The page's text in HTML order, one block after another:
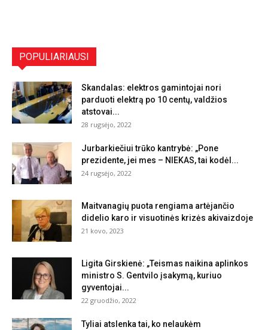
POPULIARIAUSI
Skandalas: elektros gamintojai nori
parduoti elektrą po 10 centų, valdžios
atstovai...
28 rugsėjo, 2022
Jurbarkiečiui trūko kantrybė: „Pone
prezidente, jei mes – NIEKAS, tai kodėl...
24 rugsėjo, 2022
Maitvanagių puota rengiama artėjančio
didelio karo ir visuotinės krizės akivaizdoje
21 kovo, 2023
Ligita Girskienė: „Teismas naikina aplinkos
ministro S. Gentvilo įsakymą, kuriuo
gyventojai...
22 gruodžio, 2022
Tyliai atslenka tai, ko nelaukėm